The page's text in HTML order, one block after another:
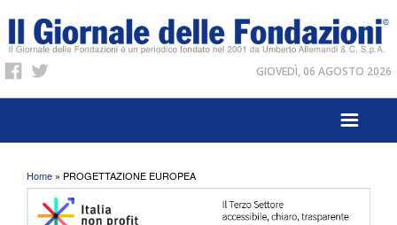
GIOVEDÌ, 06 AGOSTO 2026
Tu sei qui
Home » PROGETTAZIONE EUROPEA